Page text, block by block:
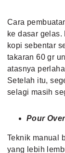
Cara
ke dasar
kopi sebentar
takaran 60 gr
atasnya
Setelah itu,
selagi masih
Pour Over
Teknik manual
yang lebih